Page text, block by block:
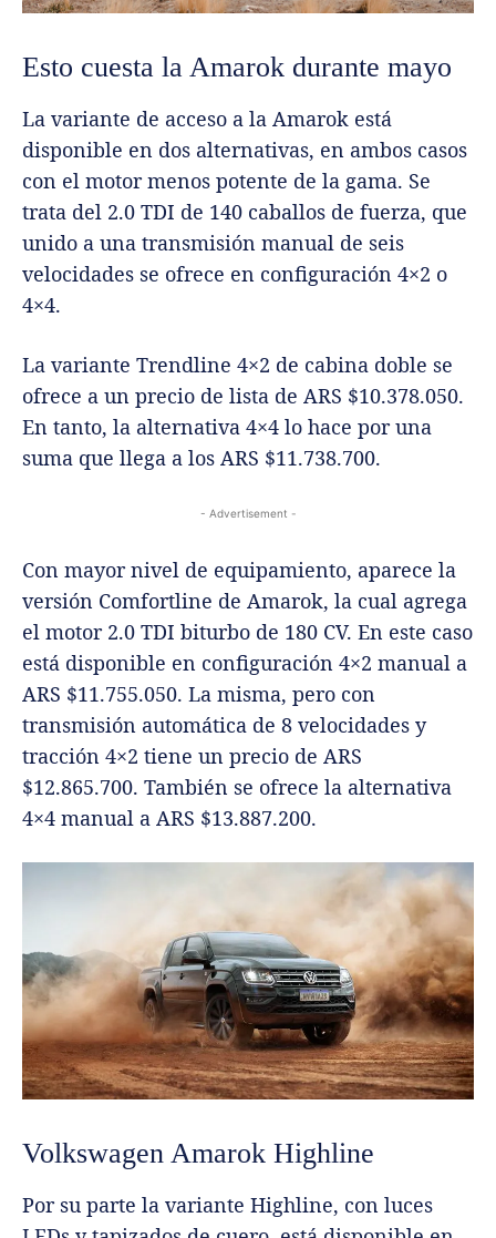
Esto cuesta la Amarok durante mayo
La variante de acceso a la Amarok está
disponible en dos alternativas, en ambos casos
con el motor menos potente de la gama. Se
trata del 2.0 TDI de 140 caballos de fuerza, que
unido a una transmisión manual de seis
velocidades se ofrece en configuración 4×2 o
4×4.
La variante Trendline 4×2 de cabina doble se
ofrece a un precio de lista de ARS $10.378.050.
En tanto, la alternativa 4×4 lo hace por una
suma que llega a los ARS $11.738.700.
- Advertisement -
Con mayor nivel de equipamiento, aparece la
versión Comfortline de Amarok, la cual agrega
el motor 2.0 TDI biturbo de 180 CV. En este caso
está disponible en configuración 4×2 manual a
ARS $11.755.050. La misma, pero con
transmisión automática de 8 velocidades y
tracción 4×2 tiene un precio de ARS
$12.865.700. También se ofrece la alternativa
4×4 manual a ARS $13.887.200.
Volkswagen Amarok Highline
Por su parte la variante Highline, con luces